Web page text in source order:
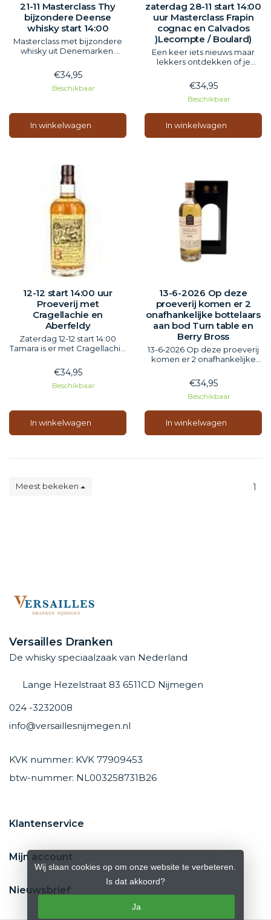
21-11 Masterclass Thy
bijzondere Deense
whisky start 14:00
Masterclass met bijzondere
whisky uit Denemarken.
€34,95
Beschikbaar
In winkelwagen
zaterdag 28-11 start 14:00
uur Masterclass Frapin
cognac en Calvados
)Lecompte / Boulard)
Een keer iets nieuws maar
lekkers ontdekken of je
Een masterclass van een
echte kenner over Cognac
en Calvados.
€34,95
Beschikbaar
In winkelwagen
12-12 start 14:00 uur
Proeverij met
Cragellachie en
Aberfeldy
Zaterdag 12-12 start 14:00
Tamara is er met Cragellachie
Inclusief hapjes
€34,95
Beschikbaar
In winkelwagen
13-6-2026 Op deze
proeverij komen er 2
onafhankelijke bottelaars
aan bod Turn table en
Berry Bross
13-6-2026 Op deze proeverij
komen er 2 onafhankelijke
Whisky van Turn Table en
Berry Bros.
Aanvang 14:00
€34,95
Beschikbaar
In winkelwagen
Meest bekeken 1
Versailles Dranken
De whisky speciaalzaak van Nederland
Lange Hezelstraat 83 6511CD Nijmegen
024 -3232008
info@versaillesnijmegen.nl
KVK nummer: KVK 77909453
btw-nummer: NL003258731B26
Klantenservice
Mijn account
Nieuwsbrief
Wij slaan cookies op om onze website te verbeteren.
Is dat akkoord?
Ja